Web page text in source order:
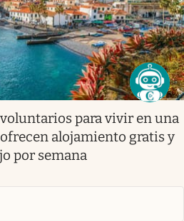
para vivir en una
alojamiento gratis y
por semana